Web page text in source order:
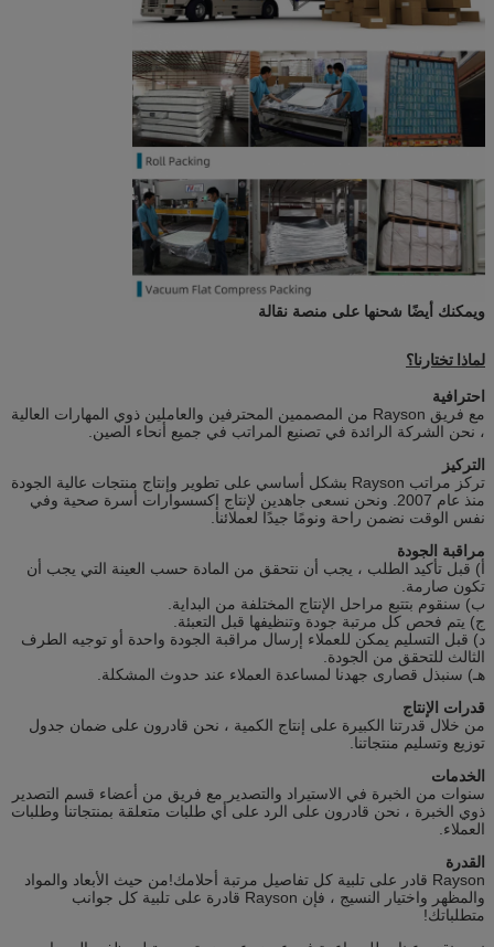
ويمكنك أيضًا شحنها على منصة نقالة
لماذا تختارنا؟
احترافية
مع فريق Rayson من المصممين المحترفين والعاملين ذوي المهارات العالية
، نحن الشركة الرائدة في تصنيع المراتب في جميع أنحاء الصين.
التركيز
تركز مراتب Rayson بشكل أساسي على تطوير وإنتاج منتجات عالية الجودة
منذ عام 2007. ونحن نسعى جاهدين لإنتاج إكسسوارات أسرة صحية وفي
نفس الوقت نضمن راحة ونومًا جيدًا لعملائنا.
مراقبة الجودة
أ) قبل تأكيد الطلب ، يجب أن نتحقق من المادة حسب العينة التي يجب أن
تكون صارمة.
ب) سنقوم بتتبع مراحل الإنتاج المختلفة من البداية.
ج) يتم فحص كل مرتبة جودة وتنظيفها قبل التعبئة.
د) قبل التسليم يمكن للعملاء إرسال مراقبة الجودة واحدة أو توجيه الطرف
الثالث للتحقق من الجودة.
هـ) سنبذل قصارى جهدنا لمساعدة العملاء عند حدوث المشكلة.
قدرات الإنتاج
من خلال قدرتنا الكبيرة على إنتاج الكمية ، نحن قادرون على ضمان جدول
توزيع وتسليم منتجاتنا.
الخدمات
سنوات من الخبرة في الاستيراد والتصدير مع فريق من أعضاء قسم التصدير
ذوي الخبرة ، نحن قادرون على الرد على أي طلبات متعلقة بمنتجاتنا وطلبات
العملاء.
القدرة
Rayson قادر على تلبية كل تفاصيل مرتبة أحلامك!من حيث الأبعاد والمواد
والمظهر واختيار النسيج ، فإن Rayson قادرة على تلبية كل جوانب
متطلباتك!